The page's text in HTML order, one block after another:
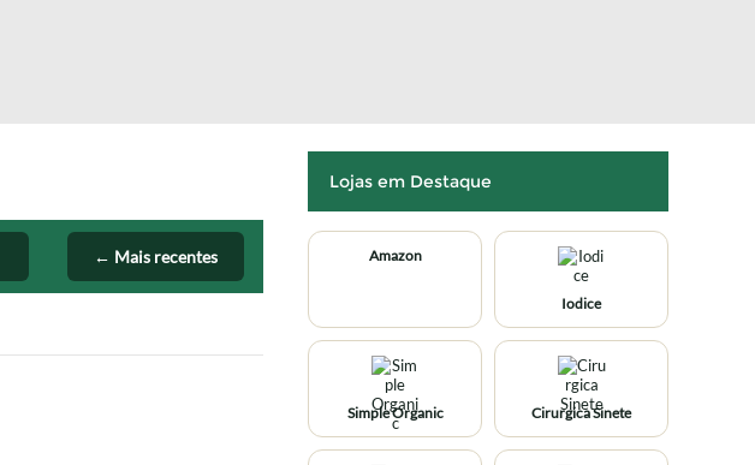
← Mais recentes
Lojas em Destaque
Amazon
Iodice
Simple Organic Cirurgica Sinete